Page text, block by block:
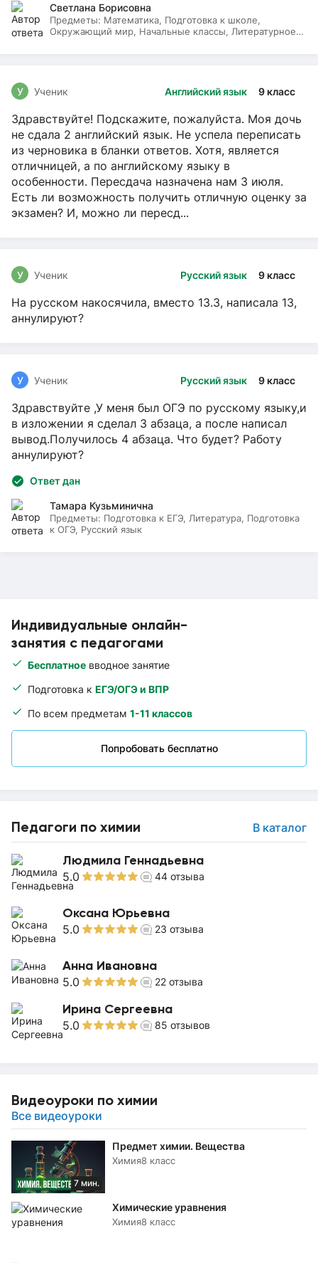
Индивидуальные онлайн-
занятия с педагогами
Бесплатное вводное занятие
Подготовка к ЕГЭ/ОГЭ и ВПР
По всем предметам 1-11 классов
Попробовать бесплатно
Педагоги по химии В каталог
Людмила Геннадьевна
5.0 44 отзыва
Оксана Юрьевна
5.0 23 отзыва
Анна Ивановна
5.0 22 отзыва
Ирина Сергеевна
5.0 85 отзывов
Видеоуроки по химии
Все видеоуроки
7 мин.
Предмет химии. Вещества
Химия8 класс
Химические уравнения
Химия8 класс
Светлана Борисовна
Предметы: Математика, Подготовка к школе,
Окружающий мир, Начальные классы, Литературное
Английский язык 9 класс
У Ученик
Здравствуйте! Подскажите, пожалуйста. Моя дочь
не сдала 2 английский язык. Не успела переписать
из черновика в бланки ответов. Хотя, является
отличницей, а по английскому языку в
особенности. Пересдача назначена нам 3 июля.
Есть ли возможность получить отличную оценку за
экзамен? И, можно ли пересд...
Русский язык 9 класс
У Ученик
На русском накосячила, вместо 13.3, написала 13,
аннулируют?
Русский язык 9 класс
У Ученик
Здравствуйте ,У меня был ОГЭ по русскому языку,и
в изложении я сделал 3 абзаца, а после написал
вывод.Получилось 4 абзаца. Что будет? Работу
аннулируют?
Ответ дан
Тамара Кузьминична
Предметы: Подготовка к ЕГЭ, Литература, Подготовка
к ОГЭ, Русский язык